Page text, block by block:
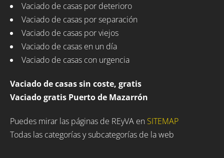
Vaciado de casas por deterioro
Vaciado de casas por separación
Vaciado de casas por viejos
Vaciado de casas en un día
Vaciado de casas con urgencia
Vaciado de casas sin coste, gratis
Vaciado gratis Puerto de Mazarrón
Puedes mirar las páginas de REyVA en SITEMAP
Todas las categorías y subcategorías de la web